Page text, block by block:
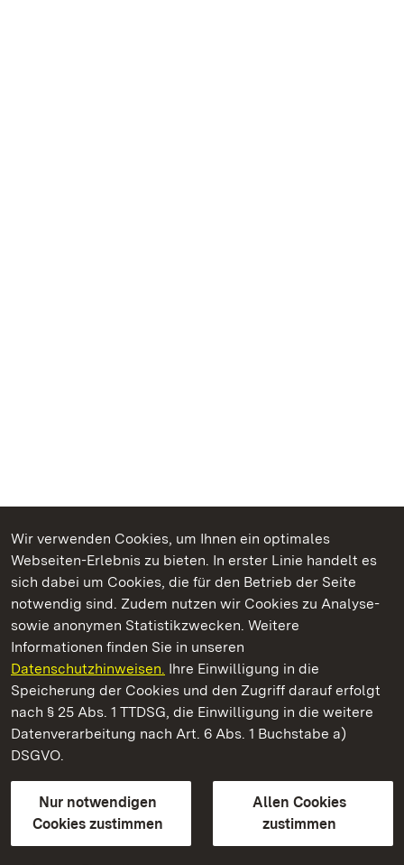
Wir verwenden Cookies, um Ihnen ein optimales
Webseiten-Erlebnis zu bieten. In erster Linie handelt es
sich dabei um Cookies, die für den Betrieb der Seite
notwendig sind. Zudem nutzen wir Cookies zu Analyse-
sowie anonymen Statistikzwecken. Weitere
Informationen finden Sie in unseren
Datenschutzhinweisen. Ihre Einwilligung in die
Speicherung der Cookies und den Zugriff darauf erfolgt
nach § 25 Abs. 1 TTDSG, die Einwilligung in die weitere
Datenverarbeitung nach Art. 6 Abs. 1 Buchstabe a)
DSGVO.
Nur notwendigen
Cookies zustimmen
Allen Cookies
zustimmen
Kommen. Staunen. Genießen.
Staatliche Schlösser und Gärten Baden‑Württemberg
Staatliche Schlösser und Gärten Baden-Württemberg
Kontakt
GebärdenspracheLeichte Sprache
Erklärung zur Barrierefreiheit
BITV-konform (geprüfte Seiten)